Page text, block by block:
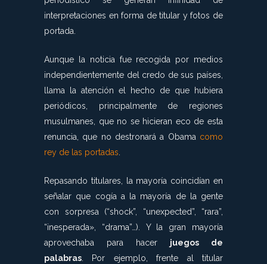
interpretaciones en forma de titular y fotos de
portada.
Aunque la noticia fue recogida por medios
independientemente del credo de sus países,
llama la atención el hecho de que hubiera
periódicos, principalmente de regiones
musulmanes, que no se hicieran eco de esta
renuncia, que no destronará a Obama como
rey de las portadas.
Repasando titulares, la mayoría coincidían en
señalar que cogía a la mayoría de la gente
con sorpresa (“shock”, “unexpected”, “rara”,
“inesperada», “drama”…). Y la gran mayoría
aprovechaba para hacer juegos de
palabras. Por ejemplo, frente al titular